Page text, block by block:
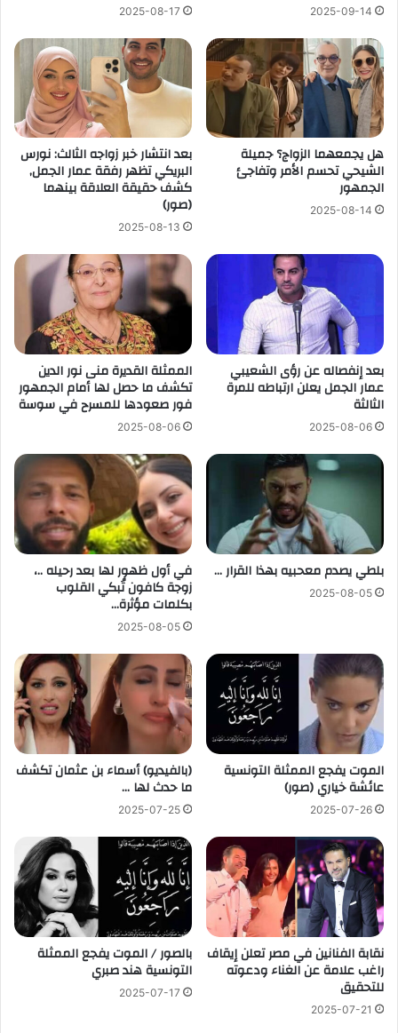
2025-09-14
2025-08-17
هل يجمعهما الزواج؟ جميلة
الشيحي تحسم الأمر وتفاجئ
الجمهور
2025-08-14
بعد انتشار خبر زواجه الثالث: نورس
البريكي تظهر رفقة عمار الجمل,
كشف حقيقة العلاقة بينهما
(صور)
2025-08-13
بعد إنفصاله عن رؤى الشعيبي
عمار الجمل يعلن ارتباطه للمرة
الثالثة
2025-08-06
الممثلة القديرة منى نور الدين
تكشف ما حصل لها أمام الجمهور
فور صعودها للمسرح في سوسة
2025-08-06
بلطي يصدم معحبيه بهذا القرار …
2025-08-05
في أول ظهور لها بعد رحيله ..،
زوجة كافون تُبكي القلوب
بكلمات مؤثرة…
2025-08-05
الموت يفجع الممثلة التونسية
عائشة خياري (صور)
2025-07-26
(بالفيديو) أسماء بن عثمان تكشف
ما حدث لها …
2025-07-25
نقابة الفنانين في مصر تعلن إيقاف
راغب علامة عن الغناء ودعوته
للتحقيق
2025-07-21
بالصور / الموت يفجع الممثلة
التونسية هند صبري
2025-07-17